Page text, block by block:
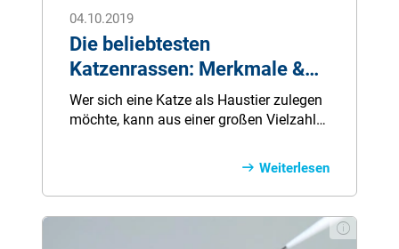
04.10.2019
Die beliebtesten
Katzenrassen: Merkmale &
Charakter
Wer sich eine Katze als Haustier zulegen
möchte, kann aus einer großen Vielzahl
besondere Eigenschaften und
Wesensmerkmale zu berücksichtigen.
Damit das Tier sich im neuen Heim
wohlfühlt und gesund bleibt, ist eine
Weiterlesen